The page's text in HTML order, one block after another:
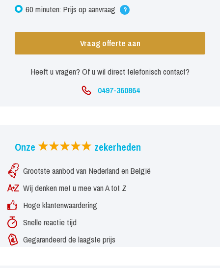
of haar manier een steentje bijdragen aan een afwisselende
Nog speciale wensen? Laat deze dan gerust weten!
60 minuten: Prijs op aanvraag ?
Vraag offerte aan
Heeft u vragen? Of u wil direct telefonisch contact?
0497-360864
Onze zekerheden
Grootste aanbod van Nederland en België
Wij denken met u mee van A tot Z
Hoge klantenwaardering
Snelle reactie tijd
Gegarandeerd de laagste prijs